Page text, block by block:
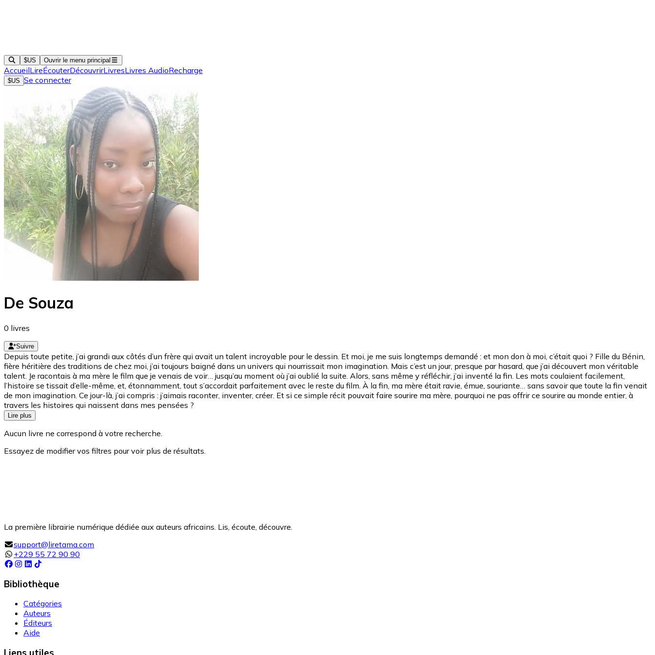
$US Ouvrir le menu principal
AccueilLireÉcouterDécouvrirLivresLivres AudioRecharge
$US Se connecter
De Souza
0 livres
Suivre
Depuis toute petite, j’ai grandi aux côtés d’un frère qui avait un talent incroyable pour le dessin. Et moi, je me suis longtemps demandé : et mon don à moi, c’était quoi ? Fille du Bénin,
fière héritière des traditions de chez moi, j’ai toujours baigné dans un univers qui nourrissait mon imagination. Mais c’est un jour, presque par hasard, que j’ai découvert mon véritable
talent. Je racontais à ma mère le film que je venais de voir… jusqu’au moment où j’ai oublié la suite. Alors, sans même y réfléchir, j’ai inventé la fin. Les mots coulaient facilement,
l’histoire se tissait d’elle-même, et, étonnamment, tout s’accordait parfaitement avec le reste du film. À la fin, ma mère était ravie, émue, souriante… sans savoir que toute la fin venait
de mon imagination. Ce jour-là, j’ai compris : j’aimais raconter, inventer, créer. Et si ce simple récit pouvait faire sourire ma mère, pourquoi ne pas offrir ce sourire au monde entier, à
travers les histoires qui naissent dans mes pensées ?
Lire plus
Aucun livre ne correspond à votre recherche.
Essayez de modifier vos filtres pour voir plus de résultats.
La première librairie numérique dédiée aux auteurs africains. Lis, écoute, découvre.
support@liretama.com
+229 55 72 90 90
Bibliothèque
Catégories
Auteurs
Éditeurs
Aide
Liens utiles